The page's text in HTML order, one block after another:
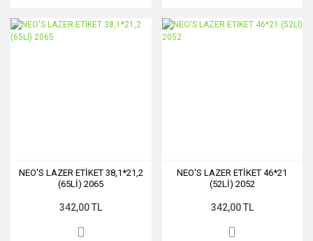
NEO'S LAZER ETİKET 38,1*21,2
(65Lİ) 2065
342,00 TL
NEO'S LAZER ETİKET 46*21
(52Lİ) 2052
342,00 TL